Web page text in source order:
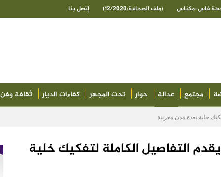
فاس-مكناس (ملف الصحافة:12/2020) إتصل بنا
مجتمع عدالة حوار تحت المجهر كفاءات الديار ثقافة وفن
خلية بعدة مدن مغربية
التفاصيل الكاملة لتفكيك خلية